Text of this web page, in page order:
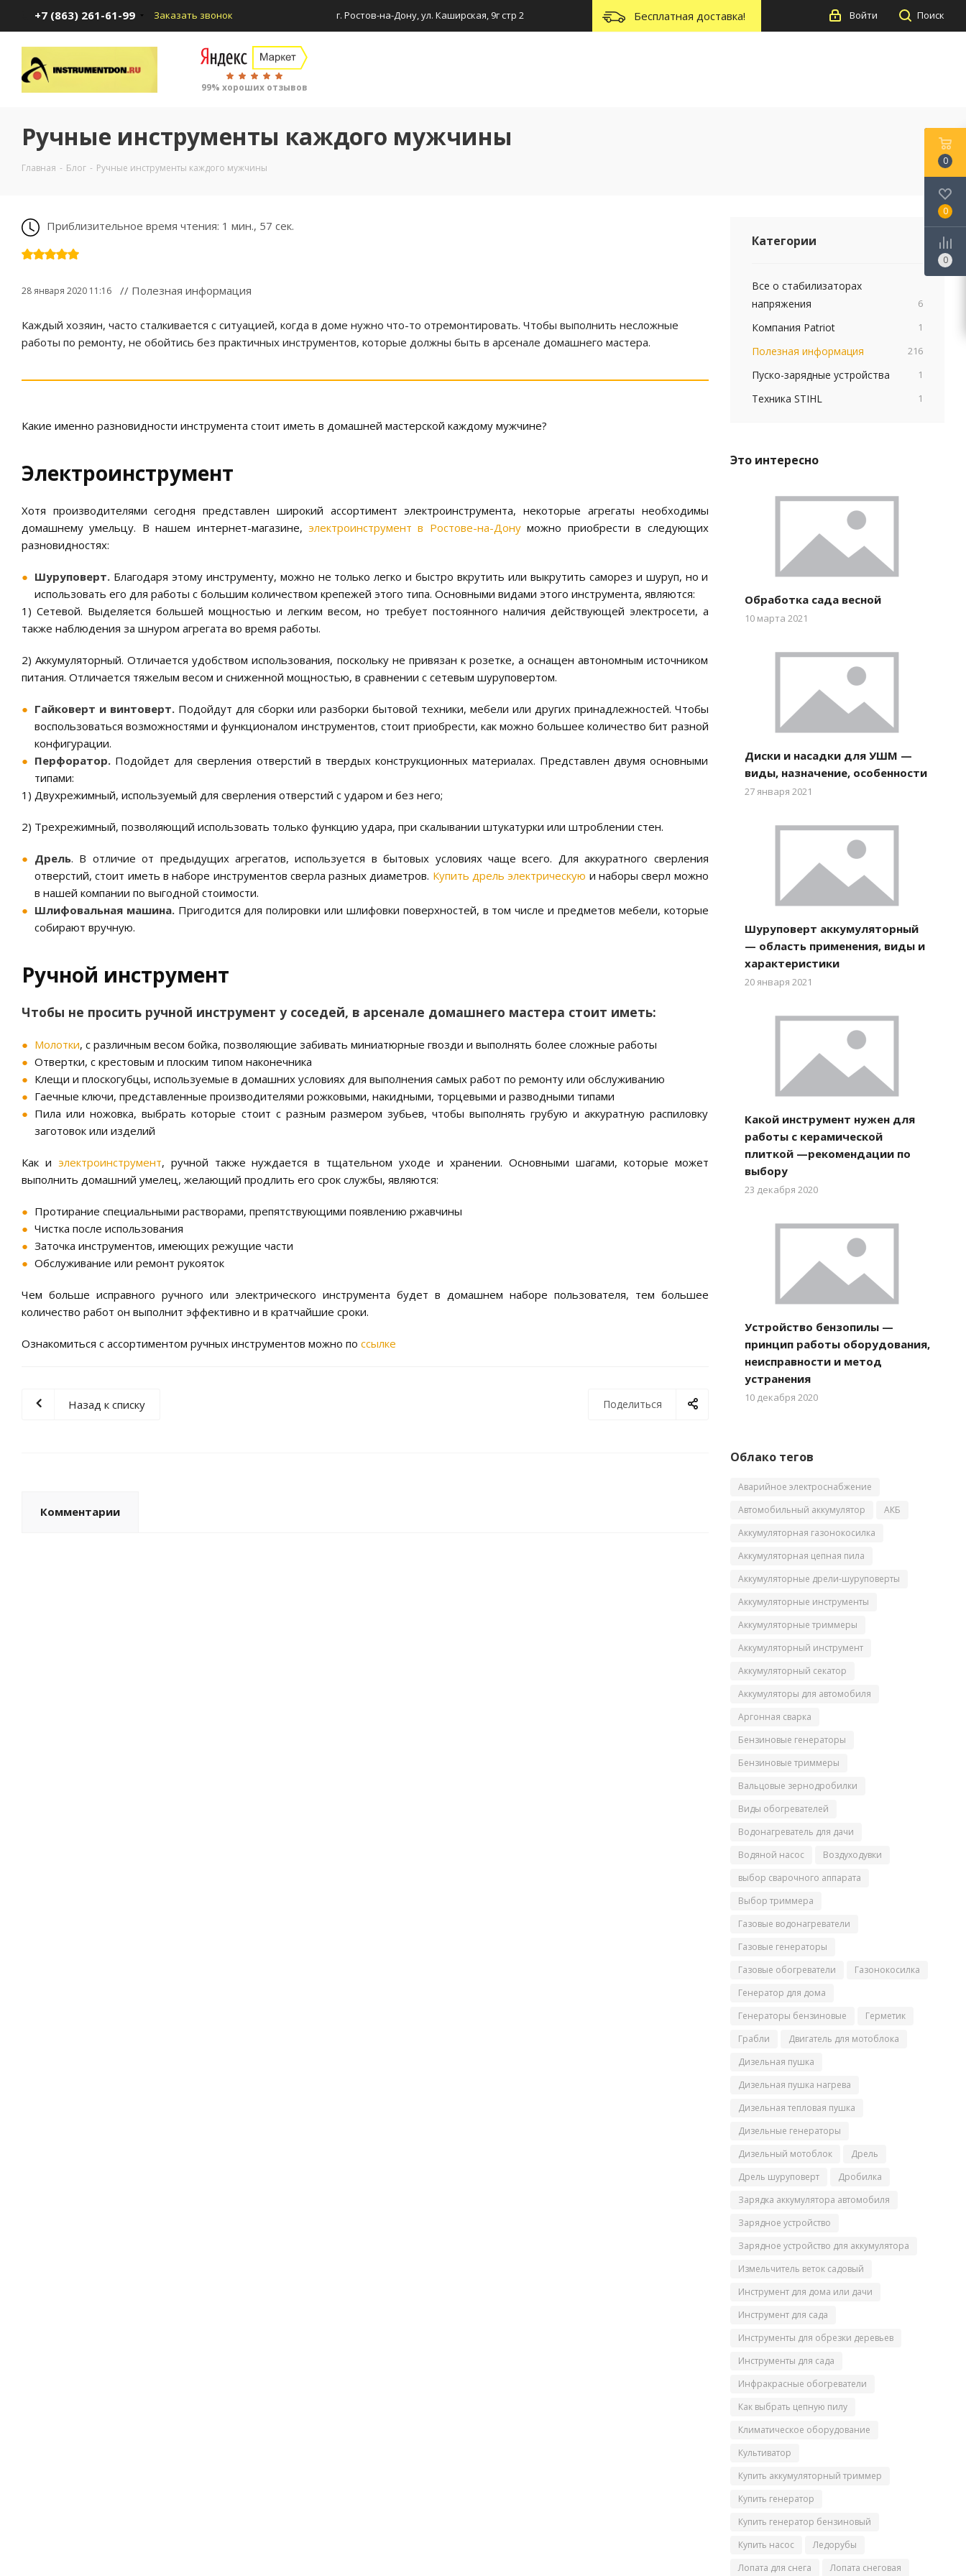
+7 (863) 261-61-99 Заказать звонок г. Ростов-на-Дону, ул. Каширская, 9г стр 2 Бесплатная доставка! Поиск
Войти
99% хороших отзывов
Ручные инструменты каждого мужчины
Главная - Блог - Ручные инструменты каждого мужчины
Приблизительное время чтения: 1 мин., 57 сек.
28 января 2020 11:16 // Полезная информация
Каждый хозяин, часто сталкивается с ситуацией, когда в доме нужно что-то отремонтировать. Чтобы выполнить несложные
работы по ремонту, не обойтись без практичных инструментов, которые должны быть в арсенале домашнего мастера.
Какие именно разновидности инструмента стоит иметь в домашней мастерской каждому мужчине?
Электроинструмент
Хотя производителями сегодня представлен широкий ассортимент электроинструмента, некоторые агрегаты необходимы
домашнему умельцу. В нашем интернет-магазине,электроинструмент в Ростове-на-Донуможно приобрести в следующих
разновидностях:
Шуруповерт. Благодаря этому инструменту, можно не только легко и быстро вкрутить или выкрутить саморез и шуруп, но и
использовать его для работы с большим количеством крепежей этого типа. Основными видами этого инструмента, являются:
1) Сетевой. Выделяется большей мощностью и легким весом, но требует постоянного наличия действующей электросети, а
также наблюдения за шнуром агрегата во время работы.
2) Аккумуляторный. Отличается удобством использования, поскольку не привязан к розетке, а оснащен автономным источником
питания. Отличается тяжелым весом и сниженной мощностью, в сравнении с сетевым шуруповертом.
Гайковерт и винтоверт.Подойдут для сборки или разборки бытовой техники, мебели или других принадлежностей. Чтобы
воспользоваться возможностями и функционалом инструментов, стоит приобрести, как можно большее количество бит разной
конфигурации.
Перфоратор. Подойдет для сверления отверстий в твердых конструкционных материалах. Представлен двумя основными
типами:
1) Двухрежимный, используемый для сверления отверстий с ударом и без него;
2) Трехрежимный, позволяющий использовать только функцию удара, при скалывании штукатурки или штроблении стен.
Дрель. В отличие от предыдущих агрегатов, используется в бытовых условиях чаще всего. Для аккуратного сверления
отверстий, стоит иметь в наборе инструментов сверла разных диаметров. Купить дрель электрическую и наборы сверл можно
в нашей компании по выгодной стоимости.
Шлифовальная машина.Пригодится для полировки или шлифовки поверхностей, в том числе и предметов мебели, которые
собирают вручную.
Ручной инструмент
Чтобы не просить ручной инструмент у соседей, в арсенале домашнего мастера стоит иметь:
Молотки, с различным весом бойка, позволяющие забивать миниатюрные гвозди и выполнять более сложные работы
Отвертки, с крестовым и плоским типом наконечника
Клещи и плоскогубцы, используемые в домашних условиях для выполнения самых работ по ремонту или обслуживанию
Гаечные ключи, представленные производителями рожковыми, накидными, торцевыми и разводными типами
Пила или ножовка, выбрать которые стоит с разным размером зубьев, чтобы выполнять грубую и аккуратную распиловку
заготовок или изделий
Как и электроинструмент, ручной также нуждается в тщательном уходе и хранении. Основными шагами, которые может
выполнить домашний умелец, желающий продлить его срок службы, являются:
Протирание специальными растворами, препятствующими появлению ржавчины
Чистка после использования
Заточка инструментов, имеющих режущие части
Обслуживание или ремонт рукояток
Чем больше исправного ручного или электрического инструмента будет в домашнем наборе пользователя, тем большее
количество работ он выполнит эффективно и в кратчайшие сроки.
Ознакомиться с ассортиментом ручных инструментов можно по ссылке
Поделиться
Назад к списку
Комментарии
Категории
Все о стабилизаторах
напряжения
6
Компания Patriot 1
Полезная информация 216
Пуско-зарядные устройства 1
Техника STIHL 1
Это интересно
Обработка сада весной
10 марта 2021
Диски и насадки для УШМ —
виды, назначение, особенности
27 января 2021
Шуруповерт аккумуляторный
— область применения, виды и
характеристики
20 января 2021
Какой инструмент нужен для
работы с керамической
плиткой —рекомендации по
выбору
23 декабря 2020
Устройство бензопилы —
принцип работы оборудования,
неисправности и метод
устранения
10 декабря 2020
Облако тегов
Аварийное электроснабжение
Автомобильный аккумулятор
АКБ
Аккумуляторная газонокосилка
Аккумуляторная цепная пила
Аккумуляторные дрели-шуруповерты
Аккумуляторные инструменты
Аккумуляторные триммеры
Аккумуляторный инструмент
Аккумуляторный секатор
Аккумуляторы для автомобиля
Аргонная сварка
Бензиновые генераторы
Бензиновые триммеры
Вальцовые зернодробилки
Виды обогревателей
Водонагреватель для дачи
Водяной насос
Воздуходувки
выбор сварочного аппарата
Выбор триммера
Газовые водонагреватели
Газовые генераторы
Газовые обогреватели
Газонокосилка
Генератор для дома
Генераторы бензиновые
Герметик
Грабли
Двигатель для мотоблока
Дизельная пушка
Дизельная пушка нагрева
Дизельная тепловая пушка
Дизельные генераторы
Дизельный мотоблок
Дрель
Дрель шуруповерт
Дробилка
Зарядка аккумулятора автомобиля
Зарядное устройство
Зарядное устройство для аккумулятора
Измельчитель веток садовый
Инструмент для дома или дачи
Инструмент для сада
Инструменты для обрезки деревьев
Инструменты для сада
Инфракрасные обогреватели
Как выбрать цепную пилу
Климатическое оборудование
Культиватор
Купить аккумуляторный триммер
Купить генератор
Купить генератор бензиновый
Купить насос
Ледорубы
Лопата для снега
Лопата снеговая
0
0
0